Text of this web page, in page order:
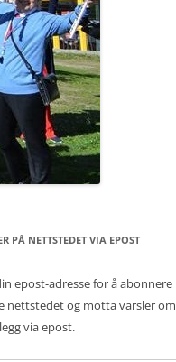
PÅ NETTSTEDET VIA EPOST
epost-adresse for å abonnere
nettstedet og motta varsler om
via epost.